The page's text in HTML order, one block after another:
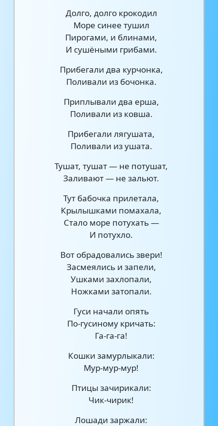
Долго, долго крокодил
Море синее тушил
Пирогами, и блинами,
И сушёными грибами.
Прибегали два курчонка,
Поливали из бочонка.
Приплывали два ерша,
Поливали из ковша.
Прибегали лягушата,
Поливали из ушата.
Тушат, тушат — не потушат,
Заливают — не зальют.
Тут бабочка прилетала,
Крылышками помахала,
Стало море потухать —
И потухло.
Вот обрадовались звери!
Засмеялись и запели,
Ушками захлопали,
Ножками затопали.
Гуси начали опять
По-гусиному кричать:
Га-га-га!
Кошки замурлыкали:
Мур-мур-мур!
Птицы зачирикали:
Чик-чирик!
Лошади заржали: